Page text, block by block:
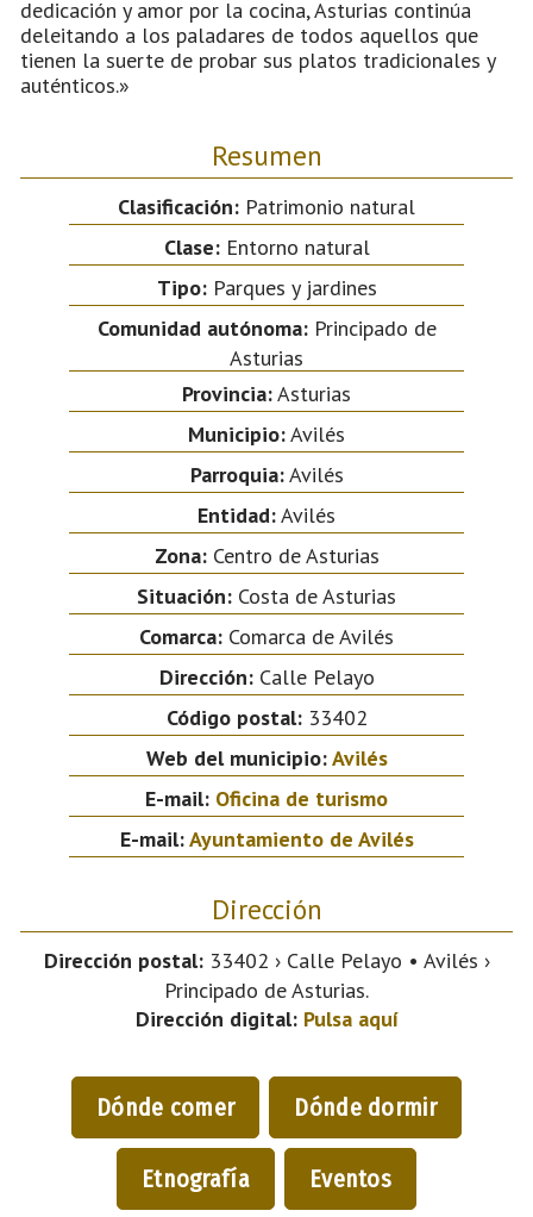
dedicación y amor por la cocina, Asturias continúa
deleitando a los paladares de todos aquellos que
tienen la suerte de probar sus platos tradicionales y
auténticos.»
Resumen
Clasificación: Patrimonio natural
Clase:Entorno natural
Tipo:Parques y jardines
Comunidad autónoma:Principado de
Asturias
Provincia:Asturias
Municipio:Avilés
Parroquia:Avilés
Entidad:Avilés
Zona:Centro de Asturias
Situación: Costa de Asturias
Comarca: Comarca de Avilés
Dirección:Calle Pelayo
Código postal:33402
Web del municipio:Avilés
E-mail: Oficina de turismo
E-mail:Ayuntamiento de Avilés
Dirección
Dirección postal:33402 › Calle Pelayo • Avilés ›
Principado de Asturias.
Dirección digital: Pulsa aquí
Dónde comer Dónde dormir
Etnografía Eventos